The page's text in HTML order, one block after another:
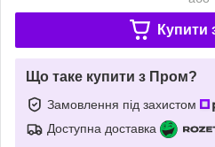
Купити
Що таке купити з Пром?
Замовлення під захистом
Доступна доставка